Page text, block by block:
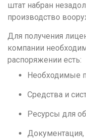
штат набран
производство
Для получения
компании
распоряжении есть:
Необходимые
Средства и
Ресурсы для
Новокузнецк
О
Омск
Орел
Оренбург
П
Пенза